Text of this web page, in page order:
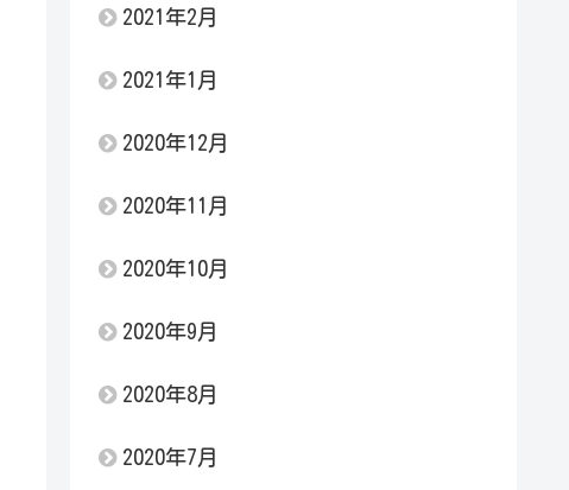
2021年2月
2021年1月
2020年12月
2020年11月
2020年10月
2020年9月
2020年8月
2020年7月